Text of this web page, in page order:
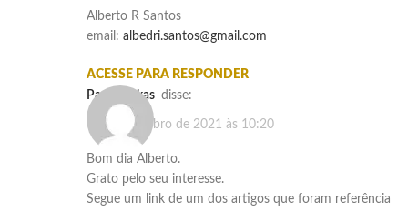
Alberto R Santos
email: albedri.santos@gmail.com
ACESSE PARA RESPONDER
Paulo Gekas disse:
9 de novembro de 2021 às 10:20
Bom dia Alberto.
Grato pelo seu interesse.
Segue um link de um dos artigos que foram referência